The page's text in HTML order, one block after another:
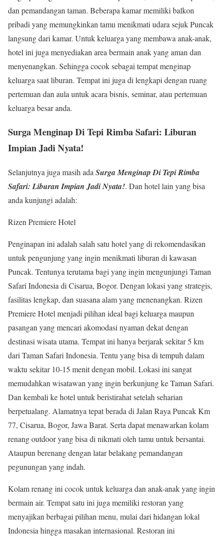
dan pemandangan taman. Beberapa kamar memiliki balkon
pribadi yang memungkinkan tamu menikmati udara sejuk Puncak
langsung dari kamar. Untuk keluarga yang membawa anak-anak,
hotel ini juga menyediakan area bermain anak yang aman dan
menyenangkan. Sehingga cocok sebagai tempat menginap
keluarga saat liburan. Tempat ini juga di lengkapi dengan ruang
pertemuan dan aula untuk acara bisnis, seminar, atau pertemuan
keluarga besar anda.
Surga Menginap Di Tepi Rimba Safari: Liburan
Impian Jadi Nyata!
Selanjutnya juga masih ada Surga Menginap Di Tepi Rimba
Safari: Liburan Impian Jadi Nyata!. Dan hotel lain yang bisa
anda kunjungi adalah:
Rizen Premiere Hotel
Penginapan ini adalah salah satu hotel yang di rekomendasikan
untuk pengunjung yang ingin menikmati liburan di kawasan
Puncak. Tentunya terutama bagi yang ingin mengunjungi Taman
Safari Indonesia di Cisarua, Bogor. Dengan lokasi yang strategis,
fasilitas lengkap, dan suasana alam yang menenangkan. Rizen
Premiere Hotel menjadi pilihan ideal bagi keluarga maupun
pasangan yang mencari akomodasi nyaman dekat dengan
destinasi wisata utama. Tempat ini hanya berjarak sekitar 5 km
dari Taman Safari Indonesia. Tentu yang bisa di tempuh dalam
waktu sekitar 10-15 menit dengan mobil. Lokasi ini sangat
memudahkan wisatawan yang ingin berkunjung ke Taman Safari.
Dan kembali ke hotel untuk beristirahat setelah seharian
berpetualang. Alamatnya tepat berada di Jalan Raya Puncak Km
77, Cisarua, Bogor, Jawa Barat. Serta dapat menawarkan kolam
renang outdoor yang bisa di nikmati oleh tamu untuk bersantai.
Ataupun berenang dengan latar belakang pemandangan
pegunungan yang indah.
Kolam renang ini cocok untuk keluarga dan anak-anak yang ingin
bermain air. Tempat satu ini juga memiliki restoran yang
menyajikan berbagai pilihan menu, mulai dari hidangan lokal
Indonesia hingga masakan internasional. Restoran ini